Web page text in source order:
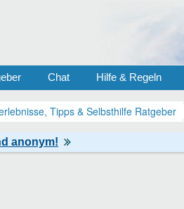
Chat Hilfe & Regeln
Tipps & Selbsthilfe Ratgeber